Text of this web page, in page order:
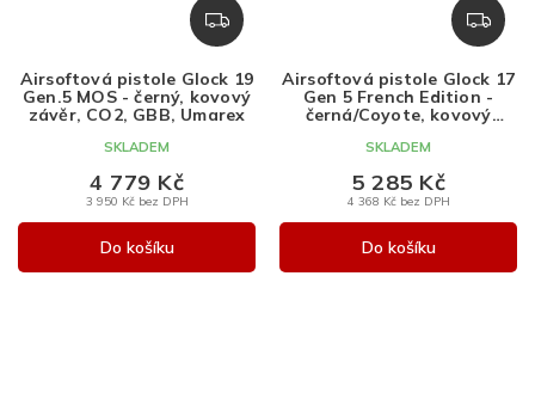
Z
D
R
M
Airsoftová pistole Glock 19
Gen.5 MOS - černý, kovový
závěr, CO2, GBB, Umarex
SKLADEM
3 950 Kč bez DPH
4 779 Kč
Do košíku
Z
D
R
M
Airsoftová pistole Glock 17
Gen 5 French Edition -
černá/Coyote, kovový
SKLADEM
4 368 Kč bez DPH
5 285 Kč
Do košíku